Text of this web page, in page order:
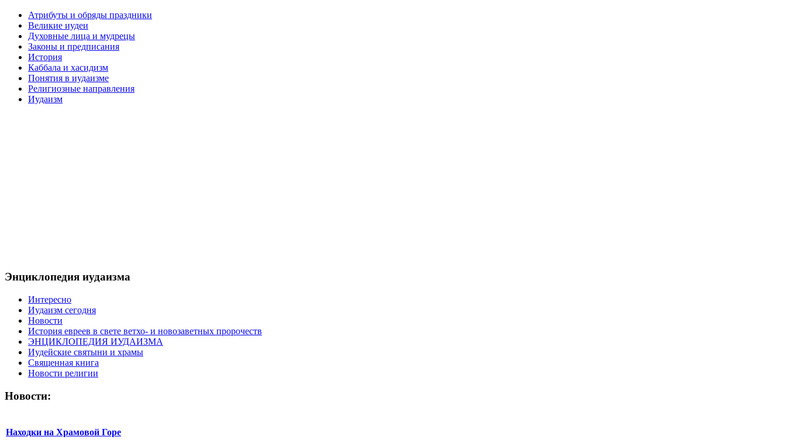
Атрибуты и обряды праздники
Великие иудеи
Духовные лица и мудрецы
Законы и предписания
История
Каббала и хасидизм
Понятия в иудаизме
Религиозные направления
Иудаизм
Энциклопедия иудаизма
Интересно
Иудаизм сегодня
Новости
История евреев в свете ветхо- и новозаветных пророчеств
ЭНЦИКЛОПЕДИЯ ИУДАИЗМА
Иудейские святыни и храмы
Священная книга
Новости религии
Новости:
Находки на Храмовой Горе